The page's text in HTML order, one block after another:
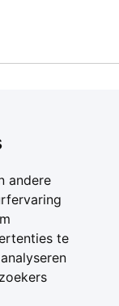
andere
te